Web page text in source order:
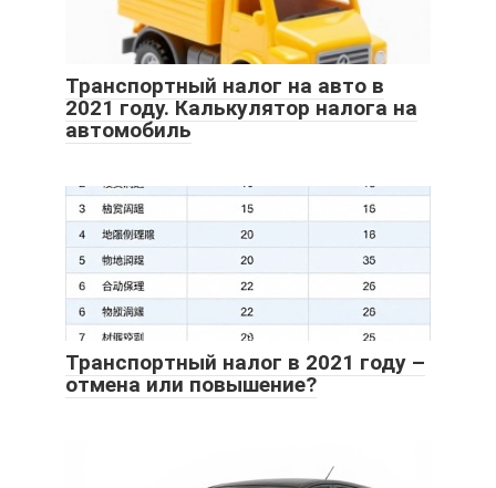
Транспортный налог на авто в
2021 году. Калькулятор налога на
автомобиль
Транспортный налог в 2021 году –
отмена или повышение?